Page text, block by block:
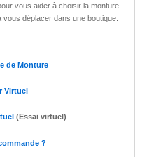
vous aider à choisir la monture
déplacer dans une boutique.
de Monture
Virtuel
(Essai virtuel)
?